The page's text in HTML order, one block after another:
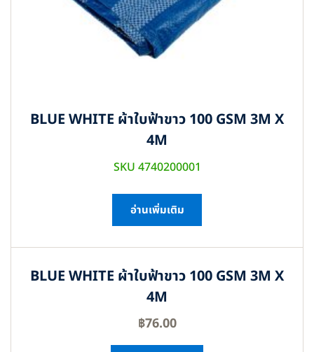
BLUE WHITE ผ้าใบฟ้าขาว 100 GSM 3M X
4M
SKU 4740200001
อ่านเพิ่มเติม
BLUE WHITE ผ้าใบฟ้าขาว 100 GSM 3M X
4M
฿76.00